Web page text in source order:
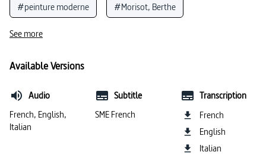
#peinture moderne #Morisot, Berthe
#art et société
#peinture
#Monet, Claude #histoire de l’art
#Manet, Edouard
See more
Available Versions
Audio
French, English,
Italian
Subtitle
SME French
Transcription
French
English
Italian